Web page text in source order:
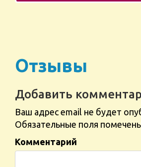
Отзывы
Добавить
Ваш адрес email не будет
Обязательные поля
Комментарий